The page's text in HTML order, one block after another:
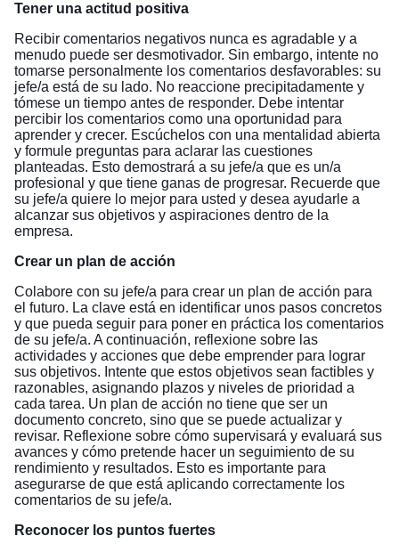
Tener una actitud positiva
Recibir comentarios negativos nunca es agradable y a
menudo puede ser desmotivador. Sin embargo, intente no
tomarse personalmente los comentarios desfavorables: su
jefe/a está de su lado. No reaccione precipitadamente y
tómese un tiempo antes de responder. Debe intentar
percibir los comentarios como una oportunidad para
aprender y crecer. Escúchelos con una mentalidad abierta
y formule preguntas para aclarar las cuestiones
planteadas. Esto demostrará a su jefe/a que es un/a
profesional y que tiene ganas de progresar. Recuerde que
su jefe/a quiere lo mejor para usted y desea ayudarle a
alcanzar sus objetivos y aspiraciones dentro de la
empresa.
Crear un plan de acción
Colabore con su jefe/a para crear un plan de acción para
el futuro. La clave está en identificar unos pasos concretos
y que pueda seguir para poner en práctica los comentarios
de su jefe/a. A continuación, reflexione sobre las
actividades y acciones que debe emprender para lograr
sus objetivos. Intente que estos objetivos sean factibles y
razonables, asignando plazos y niveles de prioridad a
cada tarea. Un plan de acción no tiene que ser un
documento concreto, sino que se puede actualizar y
revisar. Reflexione sobre cómo supervisará y evaluará sus
avances y cómo pretende hacer un seguimiento de su
rendimiento y resultados. Esto es importante para
asegurarse de que está aplicando correctamente los
comentarios de su jefe/a.
Reconocer los puntos fuertes